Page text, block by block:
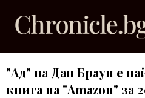
"Ад" на Дан Браун е
книга на "Amazon" за